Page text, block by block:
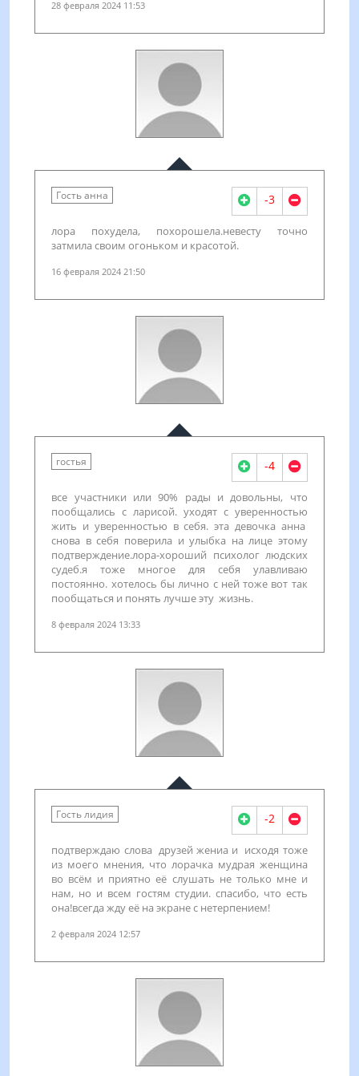
28 февраля 2024 11:53
Гость анна -3
лора похудела, похорошела.невесту точно
затмила своим огоньком и красотой.
16 февраля 2024 21:50
гостья -4
все участники или 90% рады и довольны, что
пообщались с ларисой. уходят с уверенностью
жить и уверенностью в себя. эта девочка анна
снова в себя поверила и улыбка на лице этому
подтверждение.лора-хороший психолог людских
судеб.я тоже многое для себя улавливаю
постоянно. хотелось бы лично с ней тоже вот так
пообщаться и понять лучше эту жизнь.
8 февраля 2024 13:33
Гость лидия -2
подтверждаю слова друзей жениа и исходя тоже
из моего мнения, что лорачка мудрая женщина
во всём и приятно её слушать не только мне и
нам, но и всем гостям студии. спасибо, что есть
она!всегда жду её на экране с нетерпением!
2 февраля 2024 12:57